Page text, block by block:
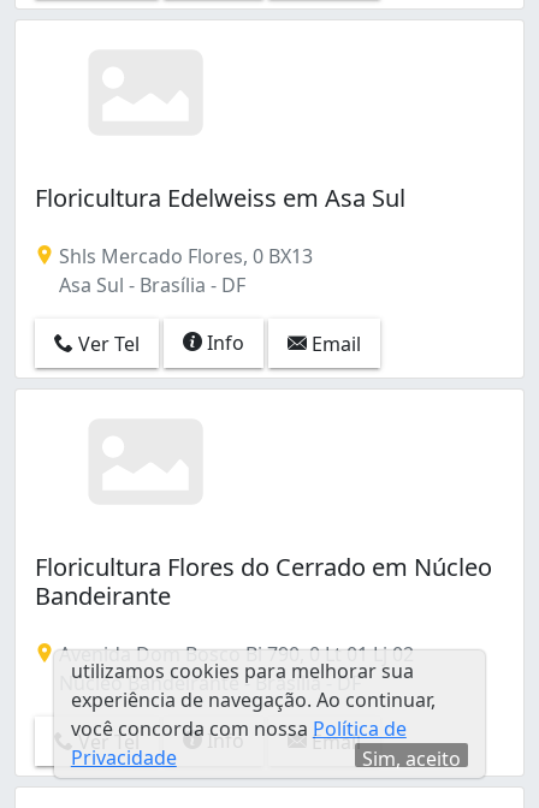
Floricultura Edelweiss em Asa Sul
Shls Mercado Flores, 0 BX13
Asa Sul - Brasília - DF
Ver Tel Info Email
Floricultura Flores do Cerrado em Núcleo
Bandeirante
Avenida Dom Bosco Bi 790, 0 Lt 01 Lj 02
Núcleo Bandeirante - Brasília - DF
Ver Tel Info Email
utilizamos cookies para melhorar sua
experiência de navegação. Ao continuar,
você concorda com nossa Política de
Privacidade
Sim, aceito